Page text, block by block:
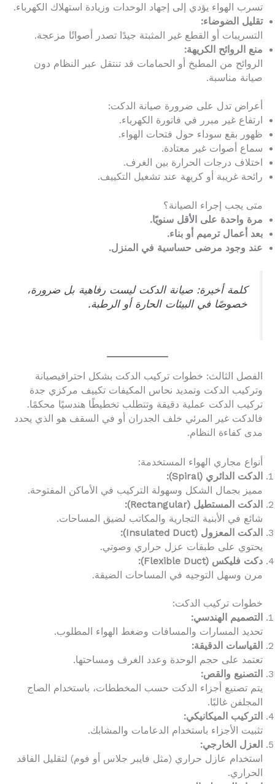
تسرب الهواء يؤدي إلى إجهاد الوحدات وزيادة استهلاك الكهرباء.
تقليل الضوضاء:
التسريبات أو القطع غير المثبتة جيدًا تصدر أصواتًا مزعجة.
منع الروائح الكريهة:
الروائح من المطبخ أو الحمامات قد تنتقل عبر النظام دون
صيانة مناسبة.
أعراض تدل على ضرورة صيانة الدكت:
ارتفاع غير مبرر في فاتورة الكهرباء.
ظهور بقع سوداء حول فتحات الهواء.
سماع أصوات غير معتادة.
اختلاف درجات الحرارة بين الغرف.
رائحة غريبة أو كريهة عند تشغيل التكييف.
متى يجب إجراء الصيانة؟
مرة واحدة على الأقل سنويًا.
بعد أعمال ترميم أو بناء.
عند وجود مرضى حساسية في المنزل.
كلمة أخيرة: صيانة الدكت ليست رفاهية بل ضرورة،
خصوصًا في البيئات الحارة أو الرطبة.
الفصل الثالث: خطوات تركيب الدكت بشكل احترافيصيانة
وتركيب الدكت وتمديد نحاس المكيفات تكييف مركزي جدة
تركيب الدكت عملية دقيقة وتتطلب تخطيطًا هندسيًا محكمًا.
فالدكت غير المرئي خلف الجدران أو في السقف هو الذي يحدد
مدى كفاءة النظام.
أنواع مجاري الهواء المستخدمة:
الدكت الدائري (Spiral):
مميز بجمال الشكل وسهولة التركيب في الأماكن المفتوحة.
الدكت المستطيل (Rectangular):
شائع في الأبنية التجارية والمكاتب لضيق المساحات.
الدكت المعزول (Insulated Duct):
يحتوي على طبقات عزل حراري وصوتي.
دكت فليكس (Flexible Duct):
مرن وسهل التوجيه في المساحات الضيقة.
خطوات تركيب الدكت:
التصميم الهندسي:
تحديد المسارات والمسافات وضغط الهواء المطلوب.
القياسات الدقيقة:
تعتمد على حجم الوحدة وعدد الغرف ومساحتها.
التصنيع والقص:
يتم تصنيع أجزاء الدكت حسب المخططات، باستخدام الصاج
المجلفن غالبًا.
التركيب الميكانيكي:
تثبيت الأجزاء باستخدام الدعامات والمشابك.
العزل الخارجي:
استخدام عازل حراري (مثل فايبر جلاس أو فوم) لتقليل الفاقد
الحراري.